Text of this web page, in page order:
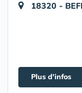
18320 -
Plus d'infos